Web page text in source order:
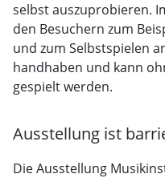
selbst auszuprobieren.
den Besuchern zum
und zum Selbstspielen
handhaben und kann
gespielt werden.
Ausstellung ist
Die Ausstellung